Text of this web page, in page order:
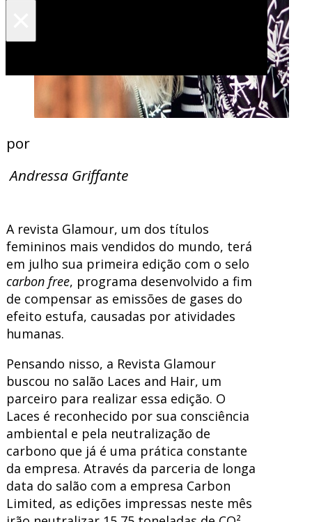
por
Andressa Griffante
A revista Glamour, um dos títulos
femininos mais vendidos do mundo, terá
em julho sua primeira edição com o selo
carbon free, programa desenvolvido a fim
de compensar as emissões de gases do
efeito estufa, causadas por atividades
humanas.
Pensando nisso, a Revista Glamour
buscou no salão Laces and Hair, um
parceiro para realizar essa edição. O
Laces é reconhecido por sua consciência
ambiental e pela neutralização de
carbono que já é uma prática constante
da empresa. Através da parceria de longa
data do salão com a empresa Carbon
Limited, as edições impressas neste mês